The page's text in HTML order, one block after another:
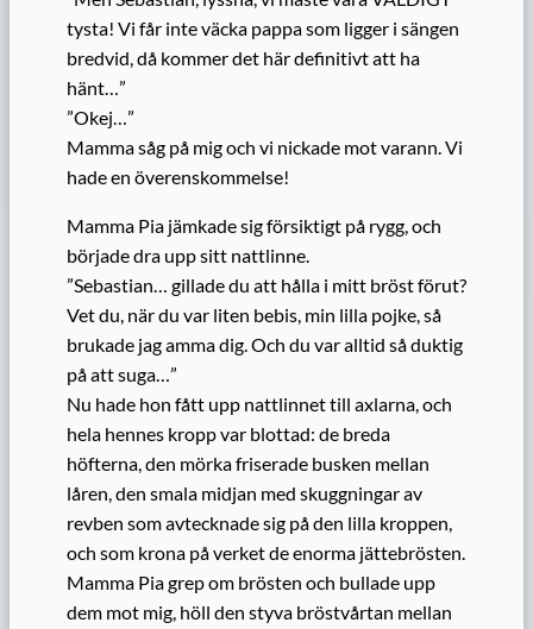
tysta! Vi får inte väcka pappa som ligger i sängen
bredvid, då kommer det här definitivt att ha
hänt…”
”Okej…”
Mamma såg på mig och vi nickade mot varann. Vi
hade en överenskommelse!
Mamma Pia jämkade sig försiktigt på rygg, och
började dra upp sitt nattlinne.
”Sebastian… gillade du att hålla i mitt bröst förut?
Vet du, när du var liten bebis, min lilla pojke, så
brukade jag amma dig. Och du var alltid så duktig
på att suga…”
Nu hade hon fått upp nattlinnet till axlarna, och
hela hennes kropp var blottad: de breda
höfterna, den mörka friserade busken mellan
låren, den smala midjan med skuggningar av
revben som avtecknade sig på den lilla kroppen,
och som krona på verket de enorma jättebrösten.
Mamma Pia grep om brösten och bullade upp
dem mot mig, höll den styva bröstvårtan mellan